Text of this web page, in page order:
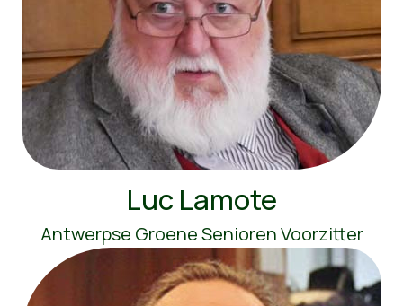
Luc Lamote
Antwerpse Groene Senioren Voorzitter